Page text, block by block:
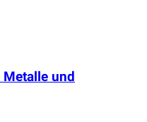
und